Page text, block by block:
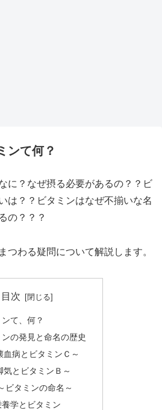
ンて何？
に？なぜ摂る必要があるの？？ビ
は？？ビタミンはなぜ不揃いな名
の？？？
つわる疑問について解説します。
目次
て、何？
ンの発見と命名の歴史
血病とビタミンＣ～
気とビタミンＢ～
ビタミンの命名～
学とビタミン